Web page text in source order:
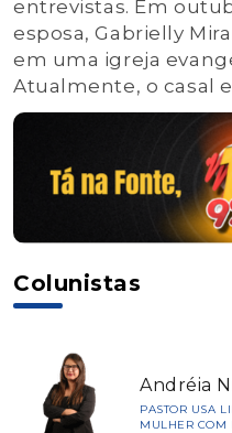
entrevistas. Em
esposa, Gabrielly
em uma igreja
Atualmente, o casal
Colunistas
Andréia
PASTOR USA
MULHER COM